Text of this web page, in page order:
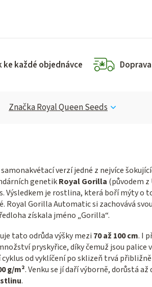
ke každé objednávce
ZnačkaRoyal Queen Seeds
samonakvétací verzí jedné z nejvíce
genetikRoyal Gorilla (původem z
Výsledkem je rostlina, která boří mýty o
Royal Gorilla Automatic si zachovává
získala jméno „Gorilla“.
tato odrůda výšky mezi 70 až 100 cm. I
pryskyřice, díky čemuž jsou palice
od vyklíčení po sklizeň trvá přibližně
g/m². Venku se jí daří výborně, dorůstá až
.